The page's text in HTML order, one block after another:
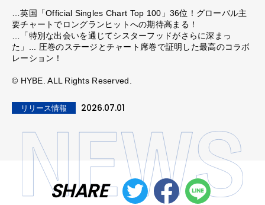
…英国「Official Singles Chart Top 100」36位！グローバル主
要チャートでロングランヒットへの期待高まる！
…「特別な出会いを通じてシスターフッドがさらに深まっ
た」... 圧巻のステージとチャート席巻で証明した最高のコラボ
レーション！
©︎ HYBE. ALL Rights Reserved.
リリース情報 2026.07.01
SHARE